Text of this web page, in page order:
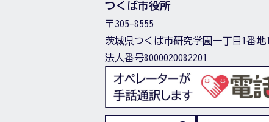
つくば市役所
〒305-8555
茨城県つくば市研究学園一丁目1番地1
法人番号8000020082201